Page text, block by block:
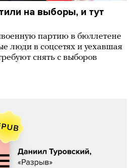
на выборы, и тут
партию в бюллетене
люди в соцсетях и уехавшая
снять с выборов